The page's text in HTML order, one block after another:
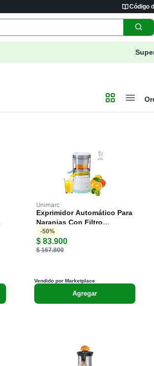
Código
Unimarc
Exprimidor Automático Para
Naranjas Con Filtro
Antipulpa
-50%
$ 83.900
$ 167.800
Vendido por Marketplace
Agregar